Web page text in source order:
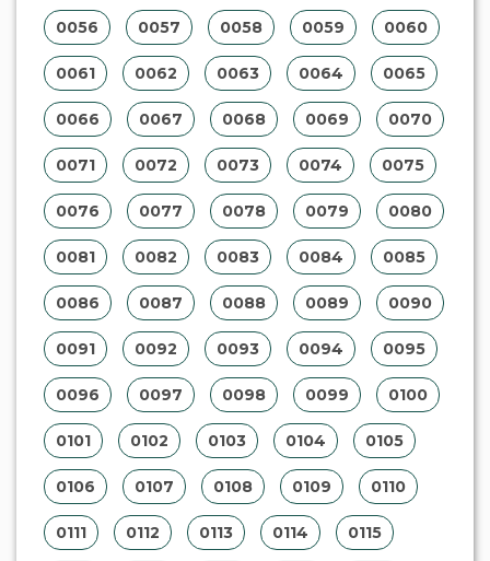
0056 0057 0058 0059 0060
0061 0062 0063 0064 0065
0066 0067 0068 0069 0070
0071 0072 0073 0074 0075
0076 0077 0078 0079 0080
0081 0082 0083 0084 0085
0086 0087 0088 0089 0090
0091 0092 0093 0094 0095
0096 0097 0098 0099 0100
0101 0102 0103 0104 0105
0106 0107 0108 0109 0110
0111 0112 0113 0114 0115